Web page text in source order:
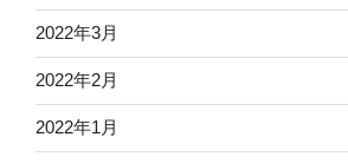
2022年3月
2022年2月
2022年1月